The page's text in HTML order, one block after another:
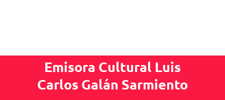
Emisora Cultural Luis
Carlos Galán Sarmiento